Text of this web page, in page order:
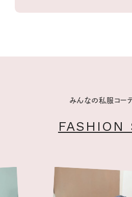
みんなの私服コー
FASHION